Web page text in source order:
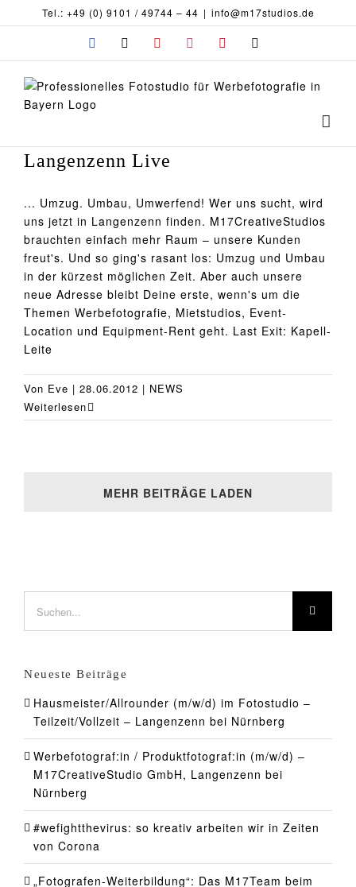
Inhalt
Tel.: +49 (0) 9101 / 49744 – 44 | info@m17studios.de
Facebook YouTubeInstagramPinterest
Langenzenn Live
... Umzug. Umbau, Umwerfend! Wer uns sucht, wird
uns jetzt in Langenzenn finden. M17CreativeStudios
brauchten einfach mehr Raum – unsere Kunden
freut's. Und so ging's rasant los: Umzug und Umbau
in der kürzest möglichen Zeit. Aber auch unsere
neue Adresse bleibt Deine erste, wenn's um die
Themen Werbefotografie, Mietstudios, Event-
Location und Equipment-Rent geht. Last Exit: Kapell-
Leite
Von Eve | 28.06.2012 | NEWS
Weiterlesen
MEHR BEITRÄGE LADEN
nach:
Neueste Beiträge
Hausmeister/Allrounder (m/w/d) im Fotostudio –
Teilzeit/Vollzeit – Langenzenn bei Nürnberg
Werbefotograf:in / Produktfotograf:in (m/w/d) –
M17CreativeStudio GmbH, Langenzenn bei
Nürnberg
#wefightthevirus: so kreativ arbeiten wir in Zeiten
von Corona
„Fotografen-Weiterbildung“: Das M17Team beim